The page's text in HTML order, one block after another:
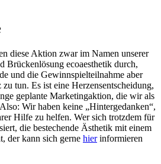
diese Aktion zwar im Namen unserer
Brückenlösung ecoaesthetik durch,
und die Gewinnspielteilnahme aber
tun. Es ist eine Herzensentscheidung,
geplante Marketingaktion, die wir als
Wir haben keine „Hintergedanken“,
Hilfe zu helfen. Wer sich trotzdem für
die bestechende Ästhetik mit einem
der kann sich gerne hierinformieren